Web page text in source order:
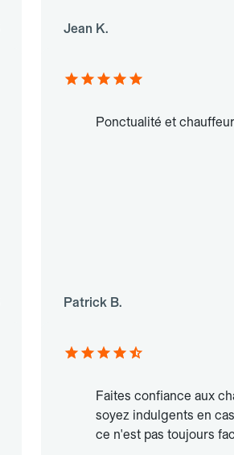
Jean K.
Ponctualité et
Patrick B.
Faites confiance aux
soyez indulgents en
ce n'est pas toujours